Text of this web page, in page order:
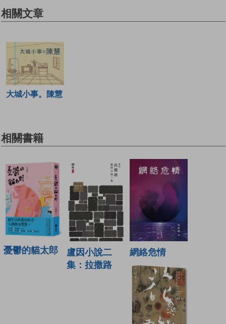
相關文章
大城小事。陳慧
相關書籍
憂鬱的貓太郎
盧因小說二
集：拉撒路
網絡危情